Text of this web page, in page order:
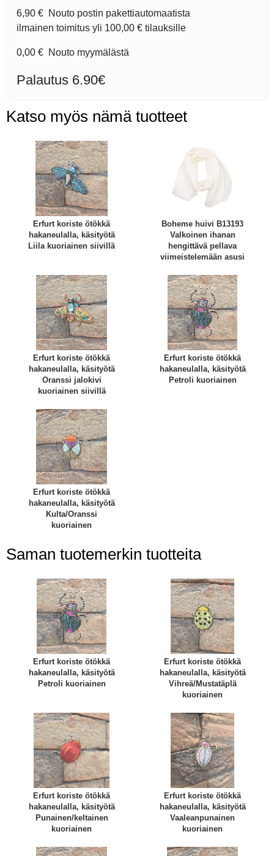
6,90 € Nouto postin pakettiautomaatista
ilmainen toimitus yli 100,00 € tilauksille
0,00 € Nouto myymälästä
Palautus 6.90€
Katso myös nämä tuotteet
Erfurt koriste ötökkä
hakaneulalla, käsityötä
Liila kuoriainen siivillä
Boheme huivi B13193
Valkoinen ihanan
hengittävä pellava
viimeistelemään asusi
Erfurt koriste ötökkä
hakaneulalla, käsityötä
Oranssi jalokivi
kuoriainen siivillä
Erfurt koriste ötökkä
hakaneulalla, käsityötä
Petroli kuoriainen
Erfurt koriste ötökkä
hakaneulalla, käsityötä
Kulta/Oranssi
kuoriainen
Saman tuotemerkin tuotteita
Erfurt koriste ötökkä
hakaneulalla, käsityötä
Petroli kuoriainen
Erfurt koriste ötökkä
hakaneulalla, käsityötä
Vihreä/Mustatäplä
kuoriainen
Erfurt koriste ötökkä
hakaneulalla, käsityötä
Punainen/keltainen
kuoriainen
Erfurt koriste ötökkä
hakaneulalla, käsityötä
Vaaleanpunainen
kuoriainen